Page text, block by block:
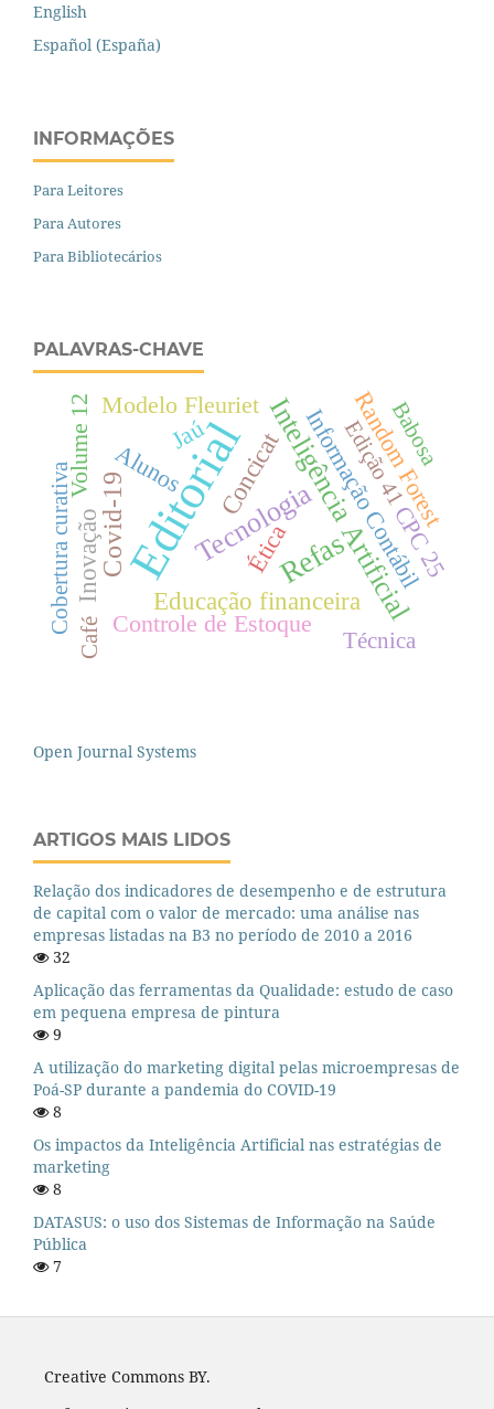
English
Español (España)
INFORMAÇÕES
Para Leitores
Para Autores
Para Bibliotecários
PALAVRAS-CHAVE
Editorial Refas
Inteligência Artificial
Tecnologia
Covid-19
Educação financeira
Inovação
Concicat Informação Contábil
CPC 25
Jaú
Alunos
Controle de Estoque
Random Forest
Modelo Fleuriet
Volume 12
Ética
Babosa
Cobertura curativa Edição 41
Café Técnica
Open Journal Systems
ARTIGOS MAIS LIDOS
Relação dos indicadores de desempenho e de estrutura
de capital com o valor de mercado: uma análise nas
empresas listadas na B3 no período de 2010 a 2016
32
Aplicação das ferramentas da Qualidade: estudo de caso
em pequena empresa de pintura
9
A utilização do marketing digital pelas microempresas de
Poá-SP durante a pandemia do COVID-19
8
Os impactos da Inteligência Artificial nas estratégias de
marketing
8
DATASUS: o uso dos Sistemas de Informação na Saúde
Pública
7
Creative Commons BY.